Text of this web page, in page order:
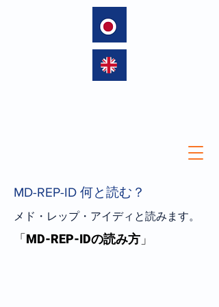
MD-REP-ID 何と読む？
メド・レップ・アイディと読みます。
「 MD-REP-IDの読み方 」